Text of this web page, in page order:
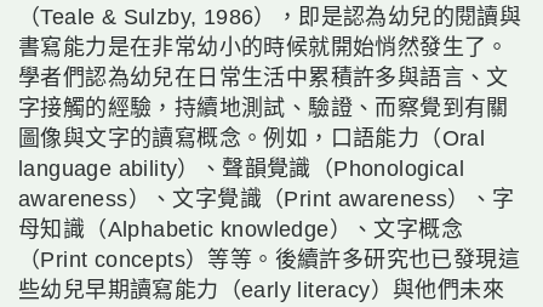
（Teale & Sulzby, 1986），即是認為幼兒的閱讀與
書寫能力是在非常幼小的時候就開始悄然發生了。
學者們認為幼兒在日常生活中累積許多與語言、文
字接觸的經驗，持續地測試、驗證、而察覺到有關
圖像與文字的讀寫概念。例如，口語能力（Oral
language ability）、聲韻覺識（Phonological
awareness）、文字覺識（Print awareness）、字
母知識（Alphabetic knowledge）、文字概念
（Print concepts）等等。後續許多研究也已發現這
些幼兒早期讀寫能力（early literacy）與他們未來